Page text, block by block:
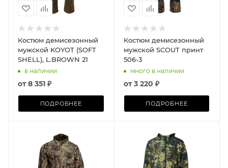
Костюм демисезонный
мужской KOYOT (SOFT
SHELL), L.BROWN 21
в наличии
от8 351 ₽
ПОДРОБНЕЕ
Костюм демисезонный
мужской SCOUT принт
506-3
много в наличии
от3 220 ₽
ПОДРОБНЕЕ